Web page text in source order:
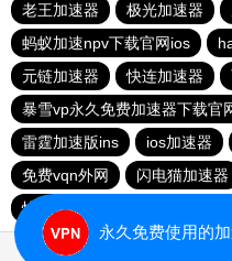
老王加速器
极光加速器
蚂蚁加速npv下载官网ios
元链加速器
快连加速器
暴雪vp永久免费加速器下载官
雷霆加速版ins
ios加速器
免费vqn外网
闪电猫加速器
快连lets加速器
永久免费使用的